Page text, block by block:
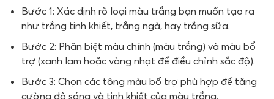
Bước 1: Xác định rõ loại màu trắng bạn muốn tạo ra
như trắng tinh khiết, trắng ngà, hay trắng sữa.
Bước 2: Phân biệt màu chính (màu trắng) và màu bổ
trợ (xanh lam hoặc vàng nhạt để điều chỉnh sắc độ).
Bước 3: Chọn các tông màu bổ trợ phù hợp để tăng
cường độ sáng và tinh khiết của màu trắng.